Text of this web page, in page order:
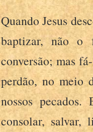
Quando Jesus
baptizar, não o
conversão; mas
perdão, no meio
nossos
consolar, salvar,